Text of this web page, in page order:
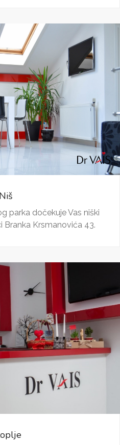
Niš
parka dočekuje Vas niški
Branka Krsmanovića 43.